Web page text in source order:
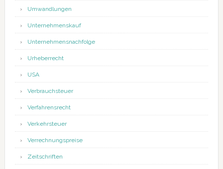
Umwandlungen
Unternehmenskauf
Unternehmensnachfolge
Urheberrecht
USA
Verbrauchsteuer
Verfahrensrecht
Verkehrsteuer
Verrechnungspreise
Zeitschriften